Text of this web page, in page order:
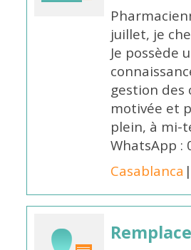
juillet, je
Je possède
gestion des
motivée et
plein, à mi-
WhatsApp :
Casablanca